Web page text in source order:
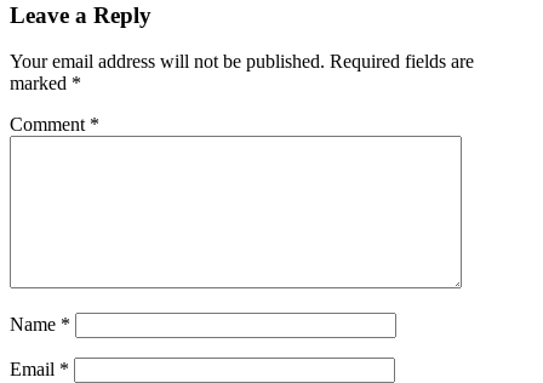
Leave a Reply
Your email address will not be published. Required fields are
marked *
Comment *
Name *
Email *